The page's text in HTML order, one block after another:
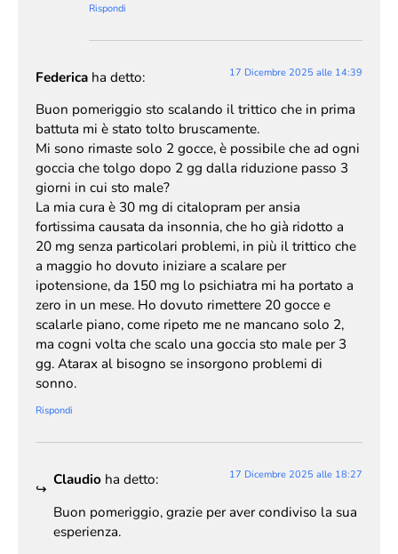
Rispondi
Federica ha detto: 17 Dicembre 2025 alle 14:39
Buon pomeriggio sto scalando il trittico che in prima
battuta mi è stato tolto bruscamente.
Mi sono rimaste solo 2 gocce, è possibile che ad ogni
goccia che tolgo dopo 2 gg dalla riduzione passo 3
giorni in cui sto male?
La mia cura è 30 mg di citalopram per ansia
fortissima causata da insonnia, che ho già ridotto a
20 mg senza particolari problemi, in più il trittico che
a maggio ho dovuto iniziare a scalare per
ipotensione, da 150 mg lo psichiatra mi ha portato a
zero in un mese. Ho dovuto rimettere 20 gocce e
scalarle piano, come ripeto me ne mancano solo 2,
ma cogni volta che scalo una goccia sto male per 3
gg. Atarax al bisogno se insorgono problemi di
sonno.
Rispondi
Claudio ha detto: 17 Dicembre 2025 alle 18:27
Buon pomeriggio, grazie per aver condiviso la sua
esperienza.